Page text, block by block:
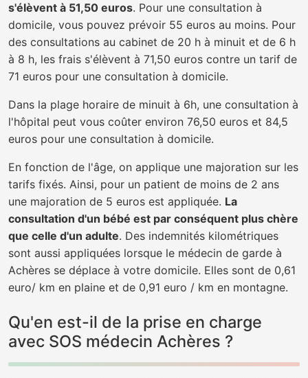
s'élèvent à 51,50 euros. Pour une consultation à
domicile, vous pouvez prévoir 55 euros au moins. Pour
des consultations au cabinet de 20 h à minuit et de 6 h
à 8 h, les frais s'élèvent à 71,50 euros contre un tarif de
71 euros pour une consultation à domicile.
Dans la plage horaire de minuit à 6h, une consultation à
l'hôpital peut vous coûter environ 76,50 euros et 84,5
euros pour une consultation à domicile.
En fonction de l'âge, on applique une majoration sur les
tarifs fixés. Ainsi, pour un patient de moins de 2 ans
une majoration de 5 euros est appliquée. La
consultation d'un bébé est par conséquent plus chère
que celle d'un adulte. Des indemnités kilométriques
sont aussi appliquées lorsque le médecin de garde à
Achères se déplace à votre domicile. Elles sont de 0,61
euro/ km en plaine et de 0,91 euro / km en montagne.
Qu'en est-il de la prise en charge
avec SOS médecin Achères ?